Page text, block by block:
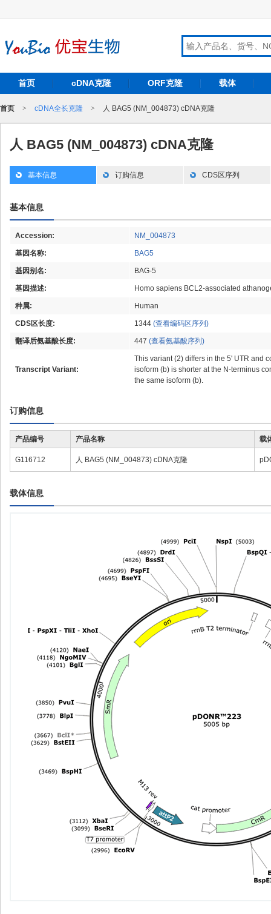
首页 cDNA克隆 ORF克隆 载体
首页 > cDNA全长克隆 > 人 BAG5 (NM_004873) cDNA克隆
人 BAG5 (NM_004873) cDNA克隆
基本信息 订购信息 CDS区序列
基本信息
Accession: NM_004873
基因名称: BAG5
基因别名: BAG-5
基因描述: Homo sapiens BCL2-associated
种属: Human
CDS区长度: 1344 (查看编码区序列)
翻译后氨基酸长度: 447 (查看氨基酸序列)
Transcript Variant:
This variant (2) differs in the 5' UTR and
isoform (b) is shorter at the N-terminus
the same isoform (b).
订购信息
产品编号 产品名称 载
G116712 人 BAG5 (NM_004873) cDNA克隆
载体信息